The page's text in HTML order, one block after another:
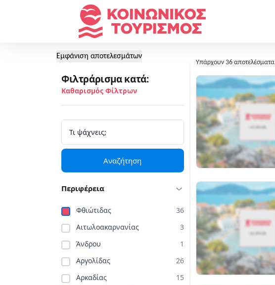
Εμφάνιση αποτελεσμάτων
Φιλτράρισμα κατά:
Καθαρισμός Φίλτρων
Αναζήτηση
Περιφέρεια
Φθιώτιδας
36
Αιτωλοακαρνανίας
3
Άνδρου
1
Αργολίδας
26
Αρκαδίας
15
Υπάρχουν 36 αποτελέσματα